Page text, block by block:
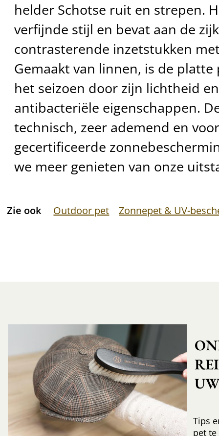
helder Schotse ruit en strepen.
verfijnde stijl en bevat aan de
contrasterende inzetstukken
Gemaakt van linnen, is de
het seizoen door zijn lichtheid
antibacteriële eigenschappen.
technisch, zeer ademend en
gecertificeerde
we meer genieten van onze
Zie ook Outdoor pet Zonnepet & UV-
Tips
pet te